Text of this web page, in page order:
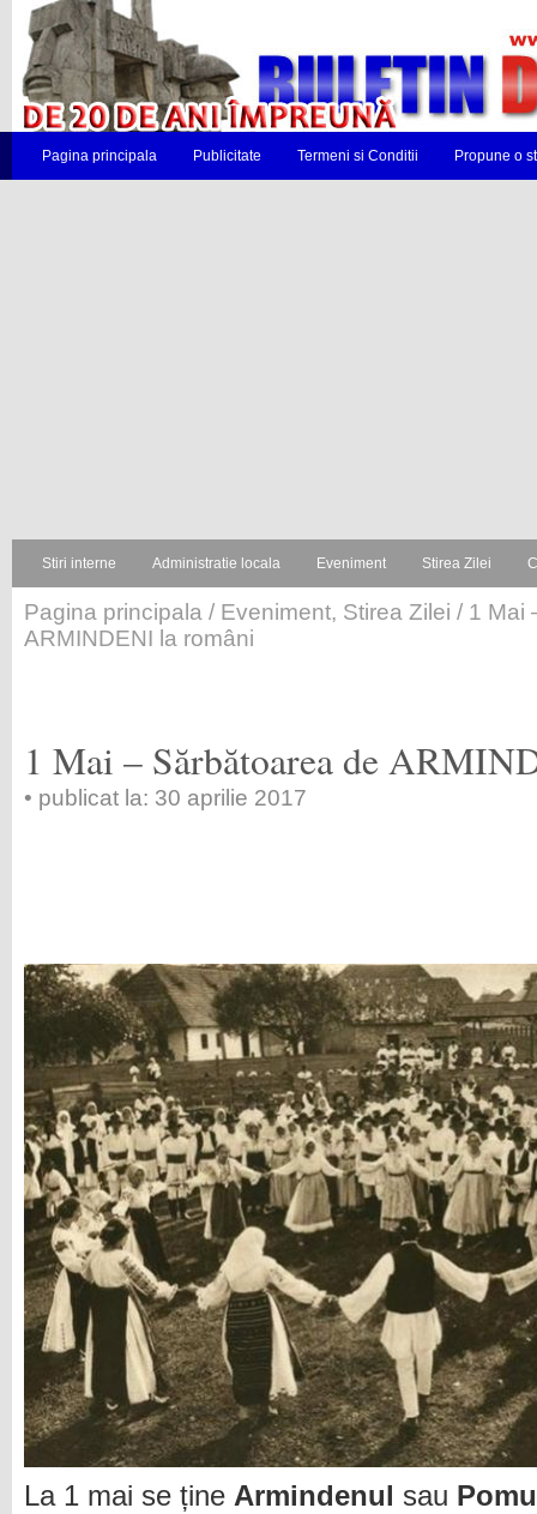
Pagina principala Publicitate Termeni si Conditii Propune o
Stiri interne Administratie locala Eveniment Stirea Zilei
Pagina principala / Eveniment, Stirea Zilei / 1 Mai
ARMINDENI la români
1 Mai – Sărbătoarea de
• publicat la: 30 aprilie 2017
La 1 mai se ține Armindenul sau